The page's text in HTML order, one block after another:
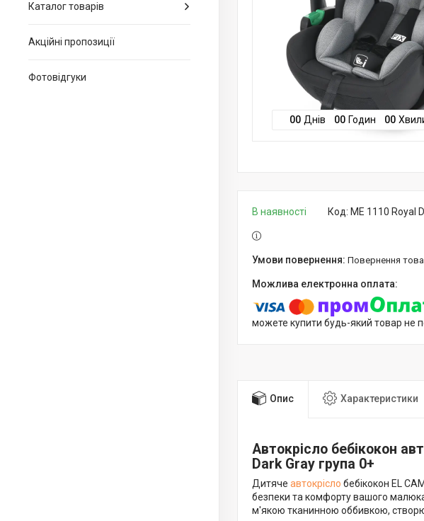
Каталог товарів
Акційні пропозиції
Фотовідгуки
00 Днів 00 Годин 00
В наявності Код: ME 1110 Royal
повернення
можете купити будь-який товар не
Опис Характеристики
Автокрісло бебікокон
Dark Gray група 0+
Дитяче автокрісло бебікокон EL
безпеки та комфорту вашого малюка
м'якою тканинною оббивкою,